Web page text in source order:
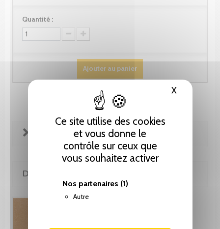
Ce site utilise des cookies
et vous donne le
contrôle sur ceux que
vous souhaitez activer
Nos partenaires (1)
Autre
XMasquer
Quantité :
Ajouter au panier
FICHE TECHNIQUE
DE LA MÊME COLLECTION